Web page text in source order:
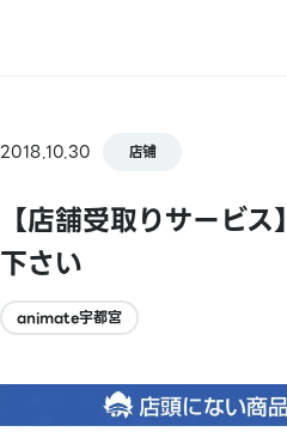
2018.10.30 店铺
【店舗受取りサービ
下さい
animate宇都宮